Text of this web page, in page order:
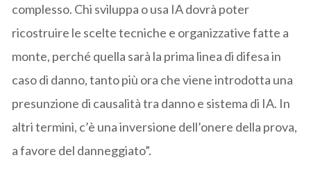
complesso. Chi sviluppa o usa IA dovrà poter
ricostruire le scelte tecniche e organizzative fatte a
monte, perché quella sarà la prima linea di difesa in
caso di danno, tanto più ora che viene introdotta una
presunzione di causalità tra danno e sistema di IA. In
altri termini, c’è una inversione dell’onere della prova,
a favore del danneggiato”.